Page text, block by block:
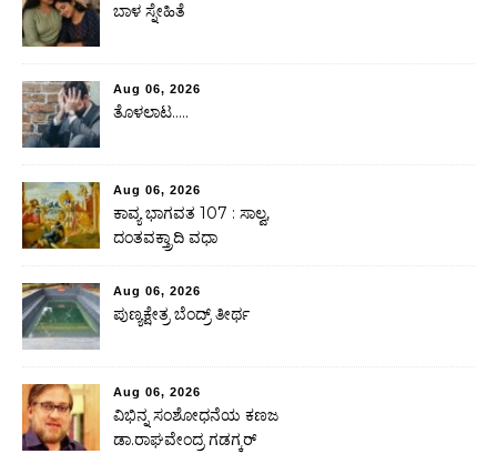
ಬಾಳ ಸ್ನೇಹಿತೆ
Aug 06, 2026
ತೊಳಲಾಟ…..
Aug 06, 2026
ಕಾವ್ಯ ಭಾಗವತ 107 : ಸಾಲ್ವ,
ದಂತವಕ್ತ್ರಾದಿ ವಧಾ
Aug 06, 2026
ಪುಣ್ಯಕ್ಷೇತ್ರ ಬೆಂದ್ರ್ ತೀರ್ಥ
Aug 06, 2026
ವಿಭಿನ್ನ ಸಂಶೋಧನೆಯ ಕಣಜ
ಡಾ.ರಾಘವೇಂದ್ರ ಗಡಗ್ಕರ್